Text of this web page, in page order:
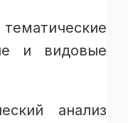
и видовые
анализ